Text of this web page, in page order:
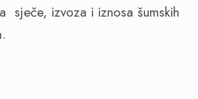
sječe, izvoza i iznosa šumskih